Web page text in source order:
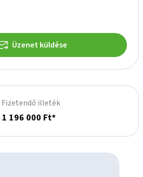
Üzenet küldése
Fizetendő illeték
1 196 000 Ft*